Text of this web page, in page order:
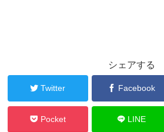
シェアする
Twitter Facebook
Pocket LINE